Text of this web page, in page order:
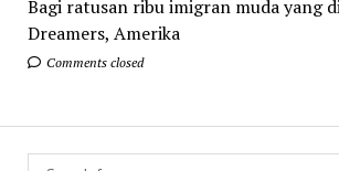
Bagi ratusan ribu imigran muda yang
Dreamers, Amerika
Comments closed